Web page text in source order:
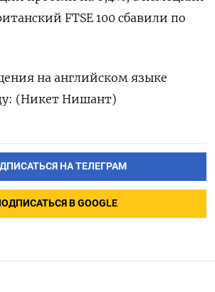
FTSE 100 сбавили по
на английском языке
(Никет Нишант)
НА ТЕЛЕГРАМ
В GOOGLE